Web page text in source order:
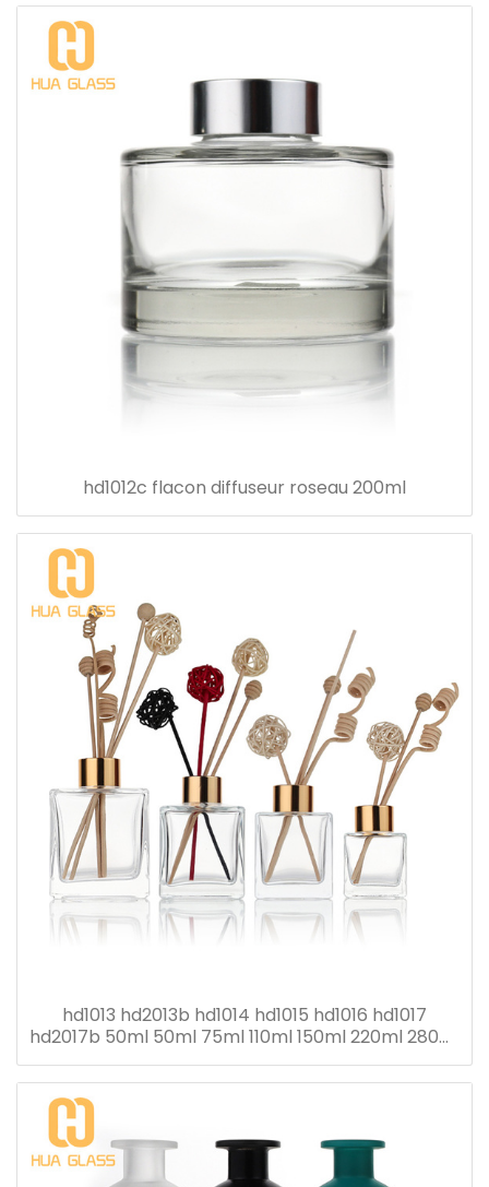
hd1012c flacon diffuseur roseau 200ml
hd1013 hd2013b hd1014 hd1015 hd1016 hd1017
hd2017b 50ml 50ml 75ml 110ml 150ml 220ml 280ml
flacon diffuseur roseau